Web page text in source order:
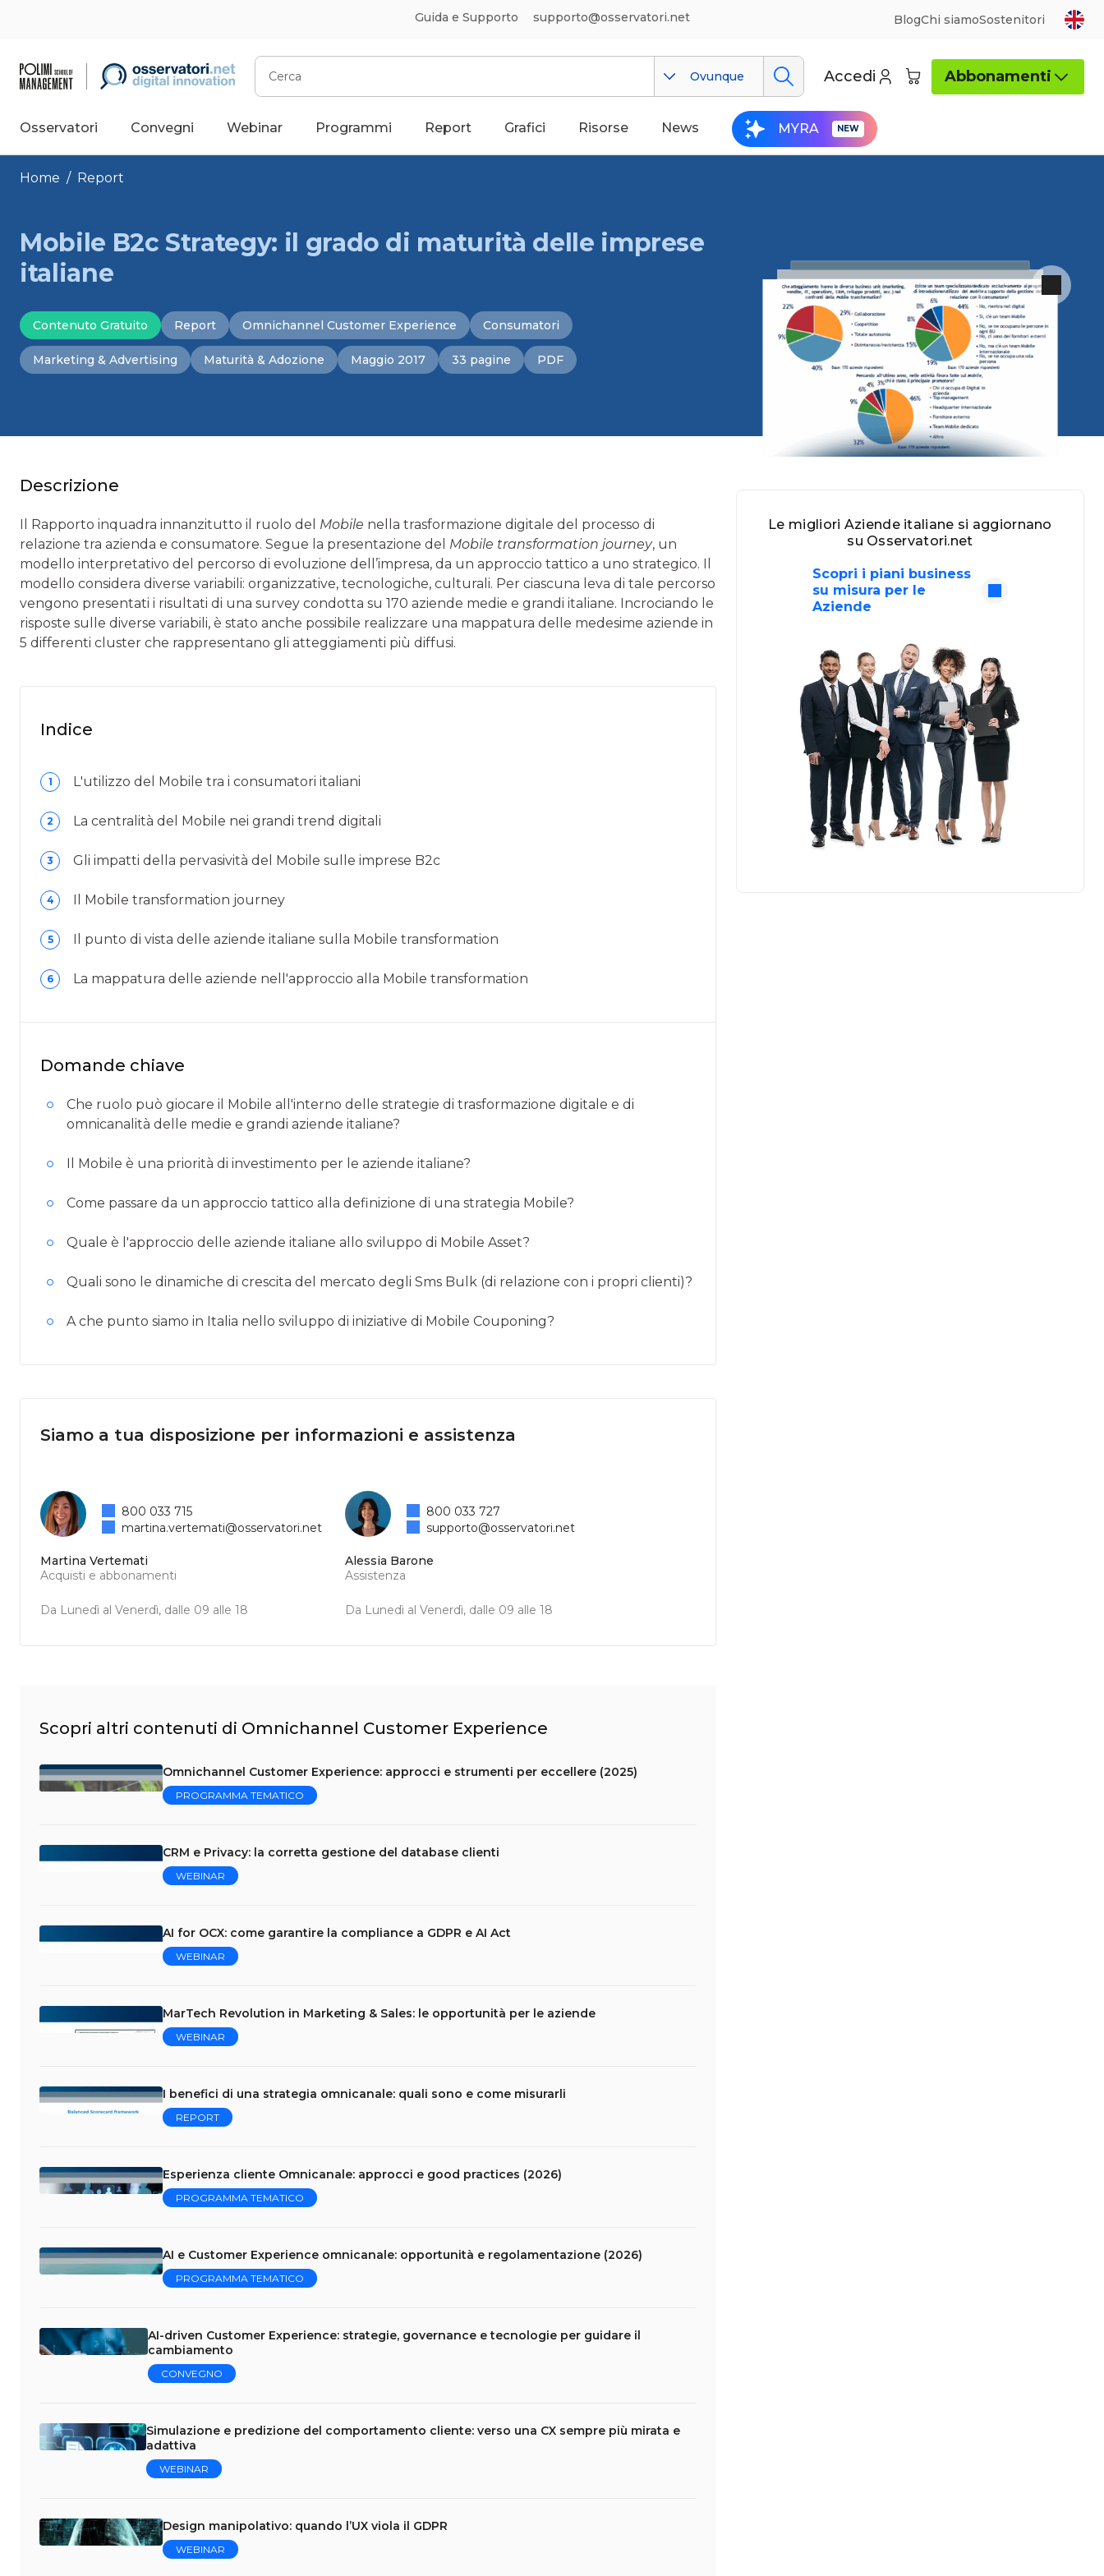
Guida e Supporto supporto@osservatori.net BlogChi siamoSostenitori
Cerca
Ovunque Accedi Abbonamenti
Osservatori Convegni Webinar Programmi Report Grafici Risorse News MYRA
Home / Report
Mobile B2c Strategy: il grado di maturità delle imprese
italiane
Contenuto Gratuito Report Omnichannel Customer Experience Consumatori
Marketing & Advertising Maturità & Adozione Maggio 2017 33 pagine PDF
Descrizione
Il Rapporto inquadra innanzitutto il ruolo del Mobile nella trasformazione digitale del processo di
relazione tra azienda e consumatore. Segue la presentazione del Mobile transformation journey, un
modello interpretativo del percorso di evoluzione dell’impresa, da un approccio tattico a uno strategico. Il
modello considera diverse variabili: organizzative, tecnologiche, culturali. Per ciascuna leva di tale percorso
vengono presentati i risultati di una survey condotta su 170 aziende medie e grandi italiane. Incrociando le
risposte sulle diverse variabili, è stato anche possibile realizzare una mappatura delle medesime aziende in
5 differenti cluster che rappresentano gli atteggiamenti più diffusi.
Indice
1 L'utilizzo del Mobile tra i consumatori italiani
2 La centralità del Mobile nei grandi trend digitali
3 Gli impatti della pervasività del Mobile sulle imprese B2c
4 Il Mobile transformation journey
5 Il punto di vista delle aziende italiane sulla Mobile transformation
6 La mappatura delle aziende nell'approccio alla Mobile transformation
Domande chiave
Che ruolo può giocare il Mobile all'interno delle strategie di trasformazione digitale e di
omnicanalità delle medie e grandi aziende italiane?
Il Mobile è una priorità di investimento per le aziende italiane?
Come passare da un approccio tattico alla definizione di una strategia Mobile?
Quale è l'approccio delle aziende italiane allo sviluppo di Mobile Asset?
Quali sono le dinamiche di crescita del mercato degli Sms Bulk (di relazione con i propri clienti)?
A che punto siamo in Italia nello sviluppo di iniziative di Mobile Couponing?
Siamo a tua disposizione per informazioni e assistenza
Martina Vertemati
Acquisti e abbonamenti
Da Lunedì al Venerdì, dalle 09 alle 18
800 033 715
martina.vertemati@osservatori.net
Alessia Barone
Assistenza
Da Lunedì al Venerdì, dalle 09 alle 18
800 033 727
supporto@osservatori.net
Scopri altri contenuti di Omnichannel Customer Experience
Omnichannel Customer Experience: approcci e strumenti per eccellere (2025)
PROGRAMMA TEMATICO
CRM e Privacy: la corretta gestione del database clienti
WEBINAR
AI for OCX: come garantire la compliance a GDPR e AI Act
WEBINAR
MarTech Revolution in Marketing & Sales: le opportunità per le aziende
WEBINAR
I benefici di una strategia omnicanale: quali sono e come misurarli
REPORT
Esperienza cliente Omnicanale: approcci e good practices (2026)
PROGRAMMA TEMATICO
AI e Customer Experience omnicanale: opportunità e regolamentazione (2026)
PROGRAMMA TEMATICO
AI-driven Customer Experience: strategie, governance e tecnologie per guidare il
cambiamento
CONVEGNO
Simulazione e predizione del comportamento cliente: verso una CX sempre più mirata e
adattiva
WEBINAR
Design manipolativo: quando l’UX viola il GDPR
WEBINAR
Le migliori Aziende italiane si aggiornano
su Osservatori.net
Scopri i piani business
su misura per le
Aziende